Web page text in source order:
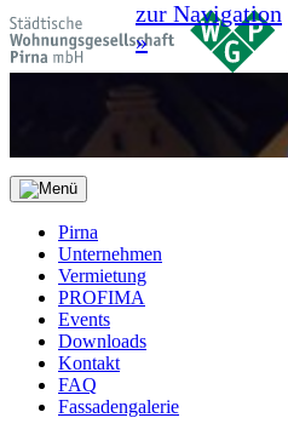
zur Navigation
»
Pirna
Unternehmen
Vermietung
PROFIMA
Events
Downloads
Kontakt
FAQ
Fassadengalerie